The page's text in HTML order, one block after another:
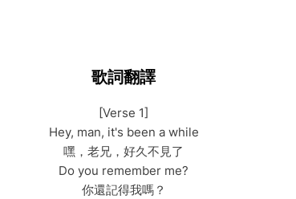
歌詞翻譯
[Verse 1]
Hey, man, it's been a while
嘿，老兄，好久不見了
Do you remember me?
你還記得我嗎？